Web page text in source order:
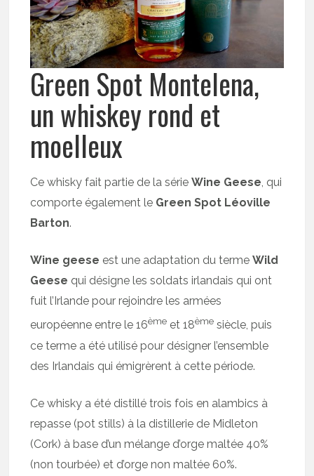
Green Spot Montelena,
un whiskey rond et
moelleux
Ce whisky fait partie de la sérieWine Geese, qui
comporte également le Green Spot Léoville
Barton.
Wine geese est une adaptation du termeWild
Geese qui désigne les soldats irlandais qui ont
fuit l’Irlande pour rejoindre les armées
européenne entre le 16ème et 18ème siècle, puis
ce terme a été utilisé pour désigner l’ensemble
des Irlandais qui émigrèrent à cette période.
Ce whisky a été distillé trois fois en alambics à
repasse (pot stills) à la distillerie de Midleton
(Cork) à base d’un mélange d’orge maltée 40%
(non tourbée) et d’orge non maltée 60%.